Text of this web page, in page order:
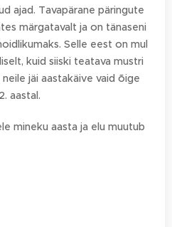
ajad. Tavapärane päringute
märgatavalt ja on tänaseni
Selle eest on mul
kuid siiski teatava mustri
neile jäi aastakäive vaid õige
aastal.
mineku aasta ja elu muutub